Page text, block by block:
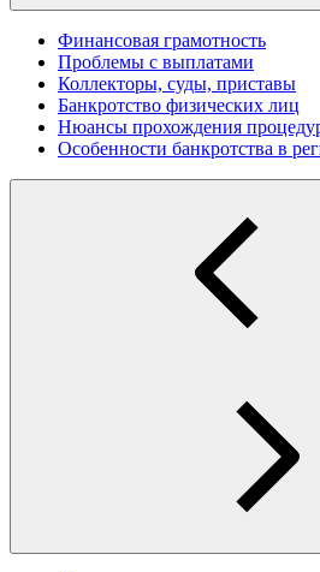
Финансовая грамотность
Проблемы с выплатами
Коллекторы, суды, приставы
Банкротство физических лиц
Нюансы прохождения
Особенности банкротства в